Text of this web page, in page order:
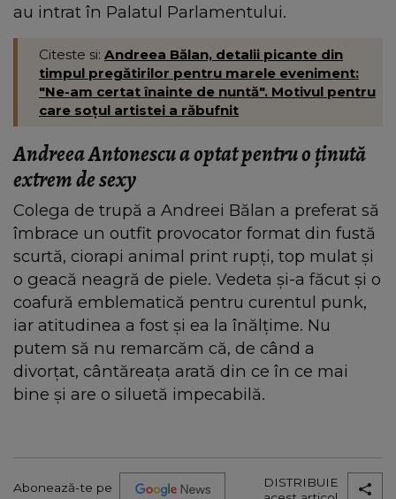
au intrat în Palatul Parlamentului.
Citeste si: Andreea Bălan, detalii picante din
timpul pregătirilor pentru marele eveniment:
"Ne-am certat înainte de nuntă". Motivul pentru
care soțul artistei a răbufnit
Andreea Antonescu a optat pentru o ţinută
extrem de sexy
Colega de trupă a Andreei Bălan a preferat să
îmbrace un outfit provocator format din fustă
scurtă, ciorapi animal print rupţi, top mulat şi
o geacă neagră de piele. Vedeta şi-a făcut şi o
coafură emblematică pentru curentul punk,
iar atitudinea a fost şi ea la înălţime. Nu
putem să nu remarcăm că, de când a
divorţat, cântăreaţa arată din ce în ce mai
bine şi are o siluetă impecabilă.
Abonează-te pe
DISTRIBUIE